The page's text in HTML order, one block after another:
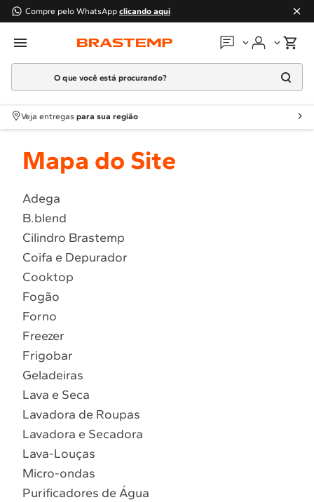
Compre pelo WhatsApp clicando aqui
Em que podemos
Atendimento Brastemp
Localizar assistência técnica
O que você está procurando?
Termos mais buscados
1º Geladeira
2
Fogao
4 º Lava Louça
5 º Cooktop
6º Microondas Brastemp
7º Forno
8º Embutir
9º Combos
Veja entregas para sua região
Mapa do Site
Adega
B.blend
Cilindro Brastemp
Coifa e Depurador
Cooktop
Fogão
Forno
Freezer
Frigobar
Geladeiras
Lava e Seca
Lavadora de Roupas
Lavadora e Secadora
Lava-Louças
Micro-ondas
Purificadores de Água